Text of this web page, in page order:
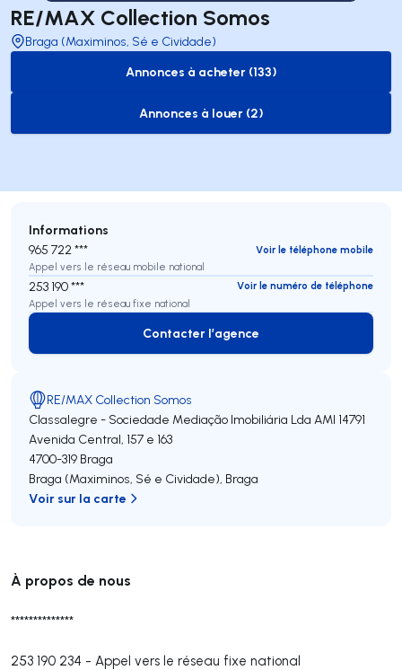
RE/MAX Collection Somos
Braga (Maximinos, Sé e Cividade)
to-buy-listing
Annonces à acheter (133)
to-rent-listing
Annonces à louer (2)
À propos de nous
**************
253 190 234 - Appel vers le réseau fixe national
Informations
965 722 ***
Voir le téléphone mobile
Appel vers le réseau mobile national
253 190 ***
Voir le numéro de téléphone
Appel vers le réseau fixe national
Contacter l’agence
Contacter l’agence
RE/MAX Collection Somos
Classalegre - Sociedade Mediação Imobiliária Lda AMI 14791
Avenida Central, 157 e 163
4700-319 Braga
Braga (Maximinos, Sé e Cividade), Braga
Voir sur la carte